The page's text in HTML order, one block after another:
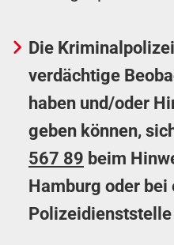
Die
verdächtige
haben und/oder
geben können,
567 89 beim
Hamburg oder bei